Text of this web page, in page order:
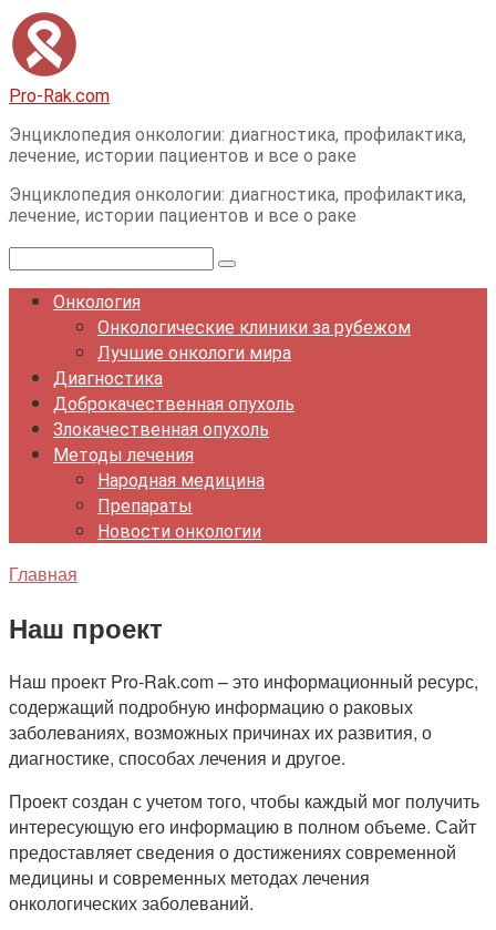
Перейти
к
контенту
Pro-Rak.com
Энциклопедия онкологии: диагностика, профилактика,
лечение, истории пациентов и все о раке
Энциклопедия онкологии: диагностика, профилактика,
лечение, истории пациентов и все о раке
Поиск:
Онкология
Онкологические клиники за рубежом
Лучшие онкологи мира
Диагностика
Доброкачественная опухоль
Злокачественная опухоль
Методы лечения
Народная медицина
Препараты
Новости онкологии
Главная
Наш проект
Наш проект Pro-Rak.com – это информационный ресурс,
содержащий подробную информацию о раковых
заболеваниях, возможных причинах их развития, о
диагностике, способах лечения и другое.
Проект создан с учетом того, чтобы каждый мог получить
интересующую его информацию в полном объеме. Сайт
предоставляет сведения о достижениях современной
медицины и современных методах лечения
онкологических заболеваний.